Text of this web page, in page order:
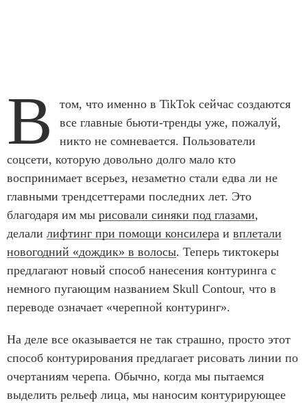
В
том, что именно в TikTok сейчас создаются
все главные бьюти-тренды уже, пожалуй,
никто не сомневается. Пользователи
соцсети, которую довольно долго мало кто
воспринимает всерьез, незаметно стали едва ли не
главными трендсеттерами последних лет. Это
благодаря им мы рисовали синяки под глазами,
делали лифтинг при помощи консилера и вплетали
новогодний «дождик» в волосы. Теперь тиктокеры
предлагают новый способ нанесения контуринга с
немного пугающим названием Skull Contour, что в
переводе означает «черепной контуринг».
На деле все оказывается не так страшно, просто этот
способ контурирования предлагает рисовать линии по
очертаниям черепа. Обычно, когда мы пытаемся
выделить рельеф лица, мы наносим контурирующее